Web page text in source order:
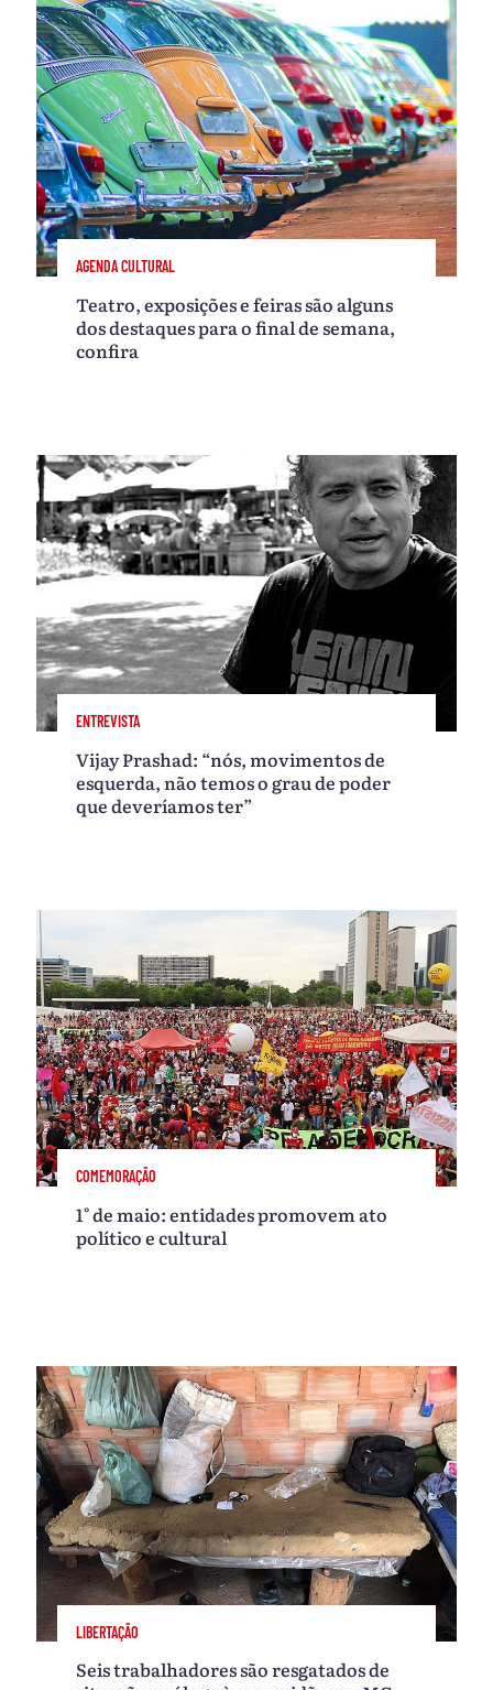
AGENDA CULTURAL
Teatro, exposições e feiras são alguns
dos destaques para o final de semana,
confira
ENTREVISTA
Vijay Prashad: “nós, movimentos de
esquerda, não temos o grau de poder
que deveríamos ter”
COMEMORAÇÃO
1° de maio: entidades promovem ato
político e cultural
LIBERTAÇÃO
Seis trabalhadores são resgatados de